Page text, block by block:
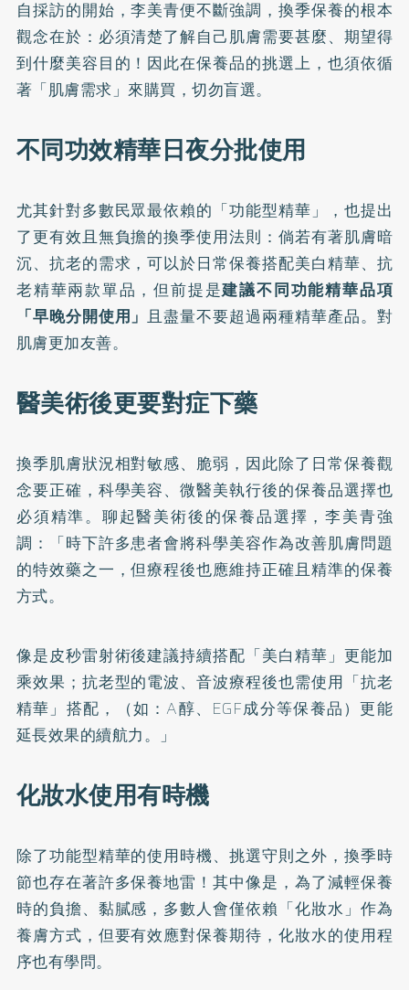
自採訪的開始，李美青便不斷強調，換季保養的根本
觀念在於：必須清楚了解自己肌膚需要甚麼、期望得
到什麼美容目的！因此在保養品的挑選上，也須依循
著「肌膚需求」來購買，切勿盲選。
不同功效精華日夜分批使用
尤其針對多數民眾最依賴的「功能型精華」，也提出
了更有效且無負擔的換季使用法則：倘若有著肌膚暗
沉、抗老的需求，可以於日常保養搭配美白精華、抗
老精華兩款單品，但前提是建議不同功能精華品項
「早晚分開使用」且盡量不要超過兩種精華產品。對
肌膚更加友善。
醫美術後更要對症下藥
換季肌膚狀況相對敏感、脆弱，因此除了日常保養觀
念要正確，科學美容、微醫美執行後的保養品選擇也
必須精準。聊起醫美術後的保養品選擇，李美青強
調：「時下許多患者會將科學美容作為改善肌膚問題
的特效藥之一，但療程後也應維持正確且精準的保養
方式。
像是皮秒雷射術後建議持續搭配「美白精華」更能加
乘效果；抗老型的電波、音波療程後也需使用「抗老
精華」搭配，（如：A醇、EGF成分等保養品）更能
延長效果的續航力。」
化妝水使用有時機
除了功能型精華的使用時機、挑選守則之外，換季時
節也存在著許多保養地雷！其中像是，為了減輕保養
時的負擔、黏膩感，多數人會僅依賴「化妝水」作為
養膚方式，但要有效應對保養期待，化妝水的使用程
序也有學問。